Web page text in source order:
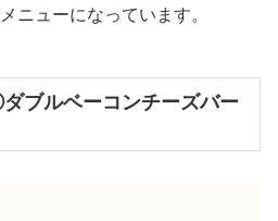
ニューになっています。
ブルベーコンチーズバー